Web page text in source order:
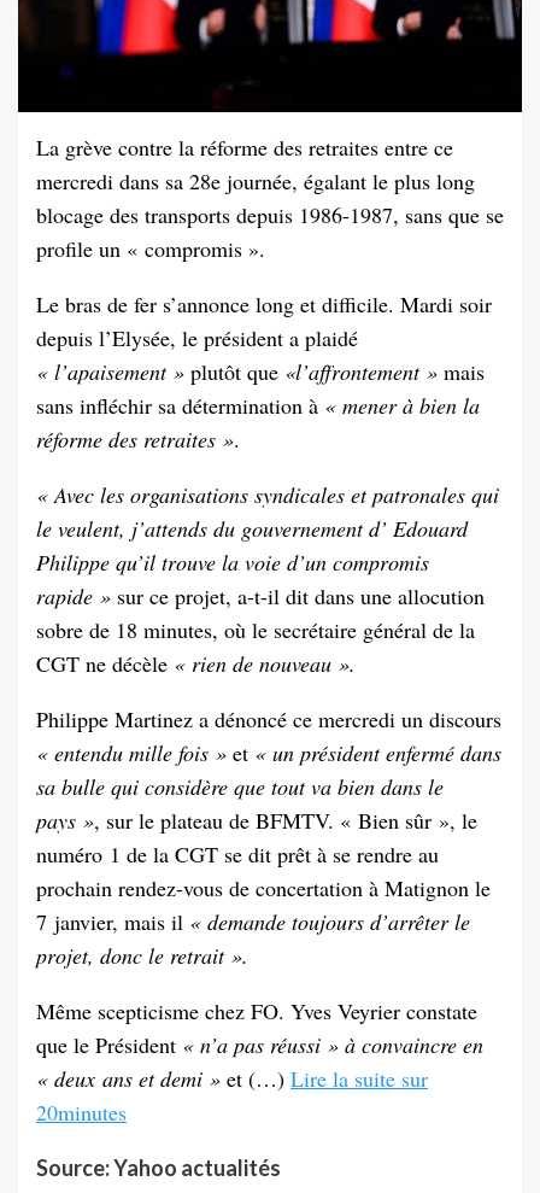
La grève contre la réforme des retraites entre ce
mercredi dans sa 28e journée, égalant le plus long
blocage des transports depuis 1986-1987, sans que se
profile un « compromis ».
Le bras de fer s’annonce long et difficile. Mardi soir
depuis l’Elysée, le président a plaidé
« l’apaisement » plutôt que «l’affrontement » mais
sans infléchir sa détermination à « mener à bien la
réforme des retraites ».
« Avec les organisations syndicales et patronales qui
le veulent, j’attends du gouvernement d’ Edouard
Philippe qu’il trouve la voie d’un compromis
rapide » sur ce projet, a-t-il dit dans une allocution
sobre de 18 minutes, où le secrétaire général de la
CGT ne décèle « rien de nouveau ».
Philippe Martinez a dénoncé ce mercredi un discours
« entendu mille fois » et « un président enfermé dans
sa bulle qui considère que tout va bien dans le
pays », sur le plateau de BFMTV. « Bien sûr », le
numéro 1 de la CGT se dit prêt à se rendre au
prochain rendez-vous de concertation à Matignon le
7 janvier, mais il « demande toujours d’arrêter le
projet, donc le retrait ».
Même scepticisme chez FO. Yves Veyrier constate
que le Président « n’a pas réussi » à convaincre en
« deux ans et demi » et (…) Lire la suite sur
20minutes
Source: Yahoo actualités